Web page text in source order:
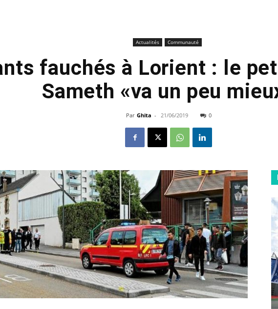
Actualités Communauté
fauchés à Lorient : le
Sameth «va un peu
Par Ghita - 21/06/2019 0